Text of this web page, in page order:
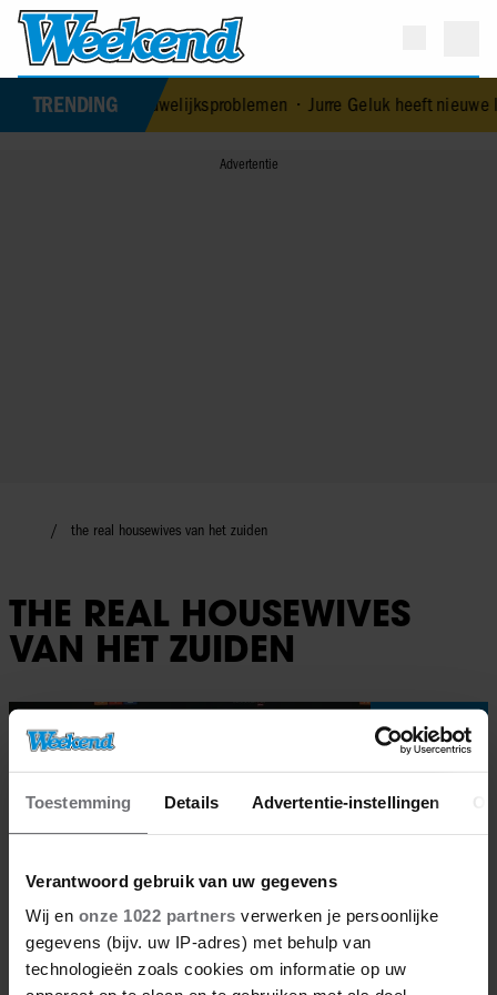
Toestemming Details Advertentie-instellingen
Verantwoord gebruik van uw gegevens
Wij en onze 1022 partners verwerken je persoonlijke
gegevens (bijv. uw IP-adres) met behulp van
technologieën zoals cookies om informatie op uw
TRENDING
Edoardo ontkent huwelijksproblemen• Jurre Geluk heeft nieuwe
the real housewives van het zuiden
THE REAL HOUSEWIVES
VAN HET ZUIDEN